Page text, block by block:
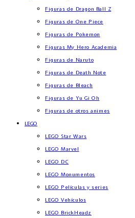
Figuras de Dragon Ball Z
Figuras de One Piece
Figuras de Pokemon
Figuras My Hero Academia
Figuras de Naruto
Figuras de Death Note
Figuras de Bleach
Figuras de Yu Gi Oh
Figuras de otros animes
LEGO
LEGO Star Wars
LEGO Marvel
LEGO DC
LEGO Monumentos
LEGO Películas y series
LEGO Vehículos
LEGO BrickHeadz